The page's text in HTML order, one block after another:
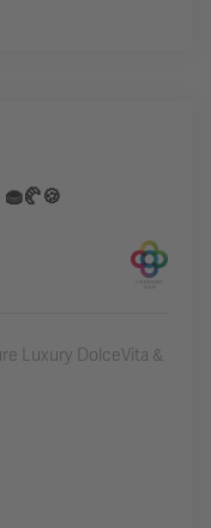
Luxury DolceVita &